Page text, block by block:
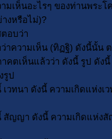
อะไรๆ ของท่านพระโค
งหรือไม่)?
ว่า
มเห็น (ทิฏฐิ) ดังนี้นั้น ตถ
นแล้วว่า ดังนี้ รูป ดังนี้ ค
รูป
า ดังนี้ ความเกิดแห่งเว
ดังนี้ ความเกิดแห่งสัญ